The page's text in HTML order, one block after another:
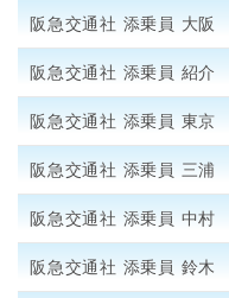
阪急交通社 添乗員 大阪
阪急交通社 添乗員 紹介
阪急交通社 添乗員 東京
阪急交通社 添乗員 三浦
阪急交通社 添乗員 中村
阪急交通社 添乗員 鈴木